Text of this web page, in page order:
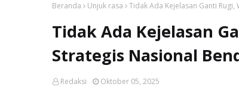
Beranda Unjuk rasa Tidak Ada Kejelasan Ganti
Tidak Ada Kejelasan
Strategis Nasional
Redaksi Oktober 05, 2025